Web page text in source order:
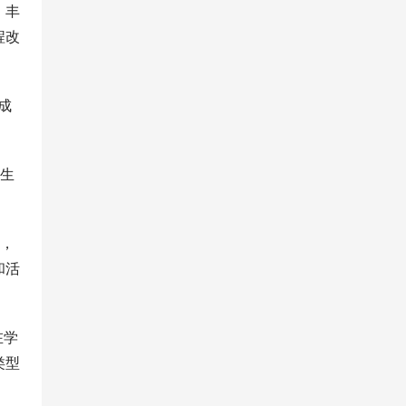
丰
改
活
型